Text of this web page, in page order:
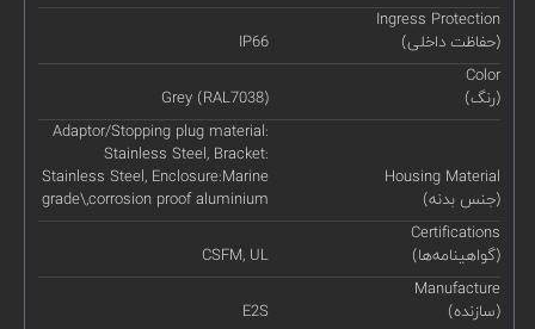
Ingress Protection
(حفاظت داخلی)
IP66
Color
(رنگ)
Grey (RAL7038)
Housing Material
(جنس بدنه)
Adaptor/Stopping plug material:
Stainless Steel, Bracket:
Stainless Steel, Enclosure:Marine
grade\,corrosion proof aluminium
Certifications
(گواهینامه‌ها)
CSFM, UL
Manufacture
(سازنده)
E2S